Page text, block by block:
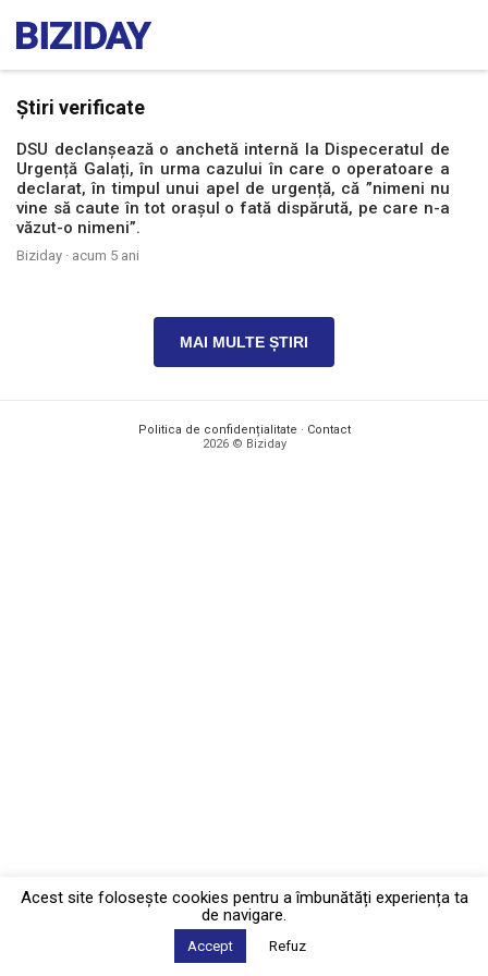
Știri verificate
DSU declanșează o anchetă internă la Dispeceratul de
Urgență Galați, în urma cazului în care o operatoare a
declarat, în timpul unui apel de urgență, că ”nimeni nu
vine să caute în tot orașul o fată dispărută, pe care n-a
văzut-o nimeni”.
Biziday · acum 5 ani
MAI MULTE ȘTIRI
Politica de confidențialitate · Contact
2026 © Biziday
Acest site foloseşte cookies pentru a îmbunătăți experiența ta
de navigare.
Accept Refuz